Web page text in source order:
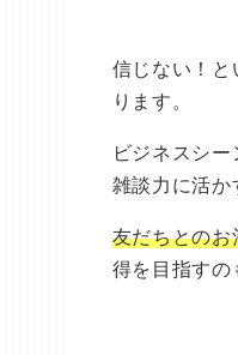
信じない！
ります。
ビジネスシ
雑談力に活か
友だちとの
得を目指すの